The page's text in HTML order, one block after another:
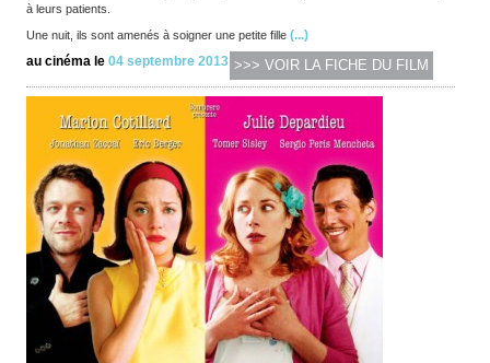
à leurs patients.
Une nuit, ils sont amenés à soigner une petite fille (...)
au cinéma le 04 septembre 2013 >>> VOIR LA FICHE DU FILM